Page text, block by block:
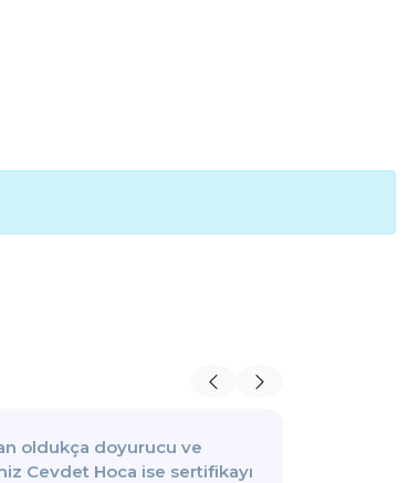
oldukça doyurucu ve
Cevdet Hoca ise sertifikayı